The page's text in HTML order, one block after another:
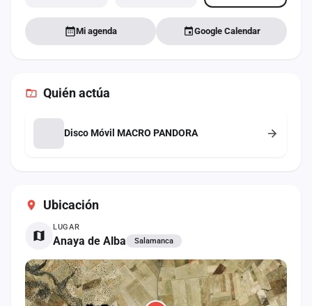
Ubicación
LUGAR
Anaya de Alba Salamanca
Mi agenda Google Calendar
Quién actúa
Disco Móvil MACRO PANDORA